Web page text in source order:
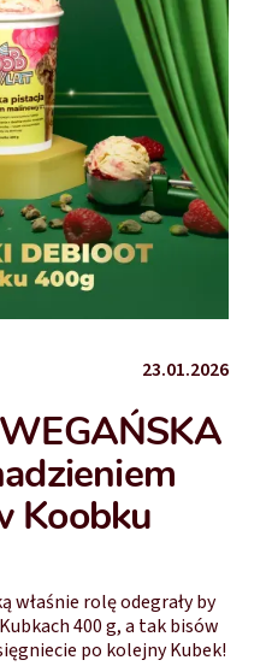
23.01.2026
Koobku
właśnie rolę odegrały by
400 g, a tak bisów
po kolejny Kubek!